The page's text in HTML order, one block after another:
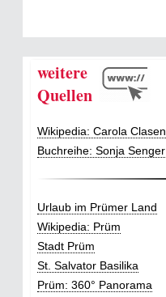
weitere
Quellen
Wikipedia: Carola Clasen
Buchreihe: Sonja Senger
Urlaub im Prümer Land
Wikipedia: Prüm
Stadt Prüm
St. Salvator Basilika
Prüm: 360° Panorama